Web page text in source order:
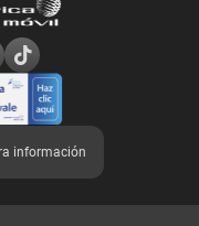
información